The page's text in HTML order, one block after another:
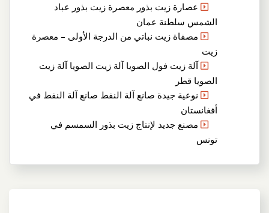
عصارة زيت بذور معصرة زيت بذور عباد
الشمس سلطنة عمان
مصفاة زيت نباتي من الدرجة الأولى – معصرة
زيت
آلة زيت فول الصويا آلة زيت الصويا آلة زيت
الصويا قطر
نوعية جيدة صانع آلة النفط صانع آلة النفط في
أفغانستان
مصنع جديد لإنتاج زيت بذور السمسم في
تونس